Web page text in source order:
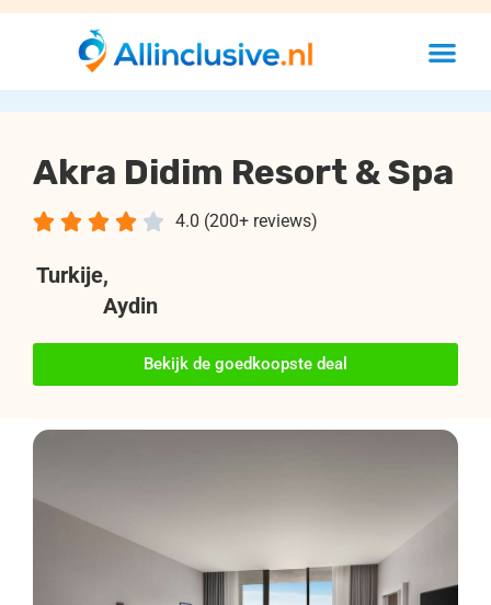
Akra Didim Resort & Spa
4.0 (200+ reviews)
    
Turkije,
Aydin
Bekijk de goedkoopste deal